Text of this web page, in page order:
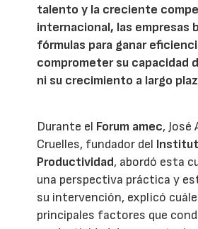
talento y la creciente
internacional, las empresas
fórmulas para ganar
comprometer su capacidad
ni su crecimiento a largo
Durante el Forum amec, José
Cruelles, fundador del
Productividad, abordó esta
una perspectiva práctica y
su intervención, explicó
principales factores que